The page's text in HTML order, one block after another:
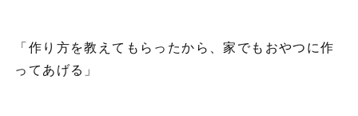
「作り方を教えてもらったから、家でもおやつに作
ってあげる」